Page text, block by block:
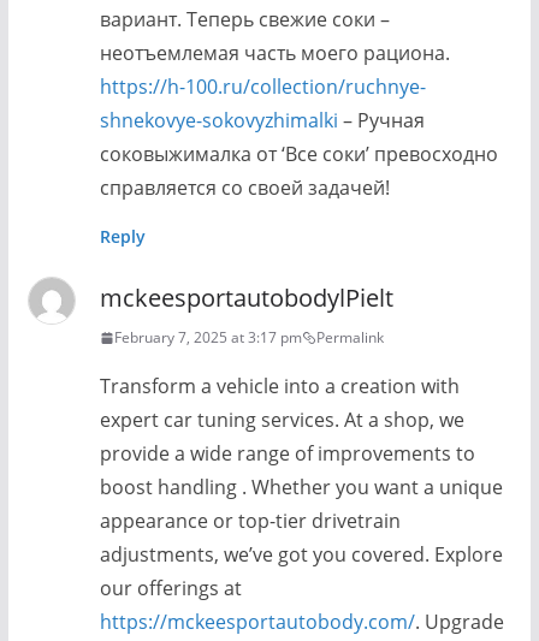
вариант. Теперь свежие соки –
неотъемлемая часть моего рациона.
https://h-100.ru/collection/ruchnye-
shnekovye-sokovyzhimalki – Ручная
соковыжималка от ‘Все соки’ превосходно
справляется со своей задачей!
Reply
mckeesportautobodylPielt
February 7, 2025 at 3:17 pm Permalink
Transform a vehicle into a creation with
expert car tuning services. At a shop, we
provide a wide range of improvements to
boost handling . Whether you want a unique
appearance or top-tier drivetrain
adjustments, we’ve got you covered. Explore
our offerings at
https://mckeesportautobody.com/. Upgrade